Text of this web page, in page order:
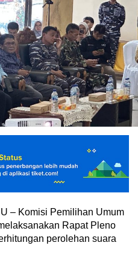
– Komisi Pemilihan Umum
Rapat Pleno
perolehan suara